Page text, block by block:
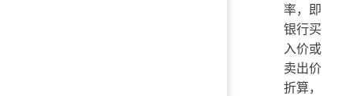
率，即
银行买
入价或
卖出价
折算，